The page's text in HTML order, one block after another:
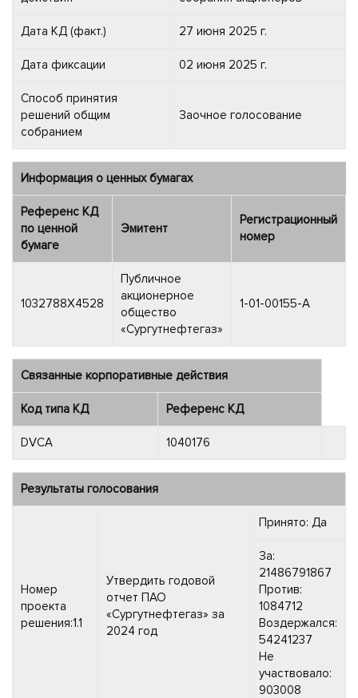
Дата КД (факт.) 27 июня 2025 г.
Дата фиксации 02 июня 2025 г.
Способ принятия
решений общим
собранием
Заочное голосование
Информация о ценных бумагах
Референс КД
по ценной
бумаге
Эмитент
Регистрационный
номер
1032788X4528
Публичное
акционерное
общество
«Сургутнефтегаз»
1-01-00155-A
Связанные корпоративные действия
Код типа КД Референс КД
DVCA 1040176
Результаты голосования
Номер
проекта
решения:1.1
Утвердить годовой
отчет ПАО
«Сургутнефтегаз» за
2024 год
Принято: Да
За:
21486791867
Против:
1084712
Воздержался:
54241237
Не
участвовало:
903008